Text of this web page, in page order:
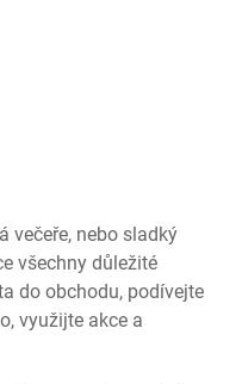
večeře, nebo sladký
všechny důležité
do obchodu, podívejte
využijte akce a